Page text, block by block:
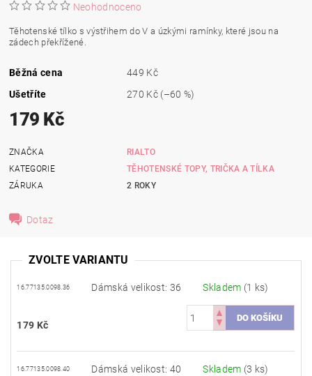
Neohodnoceno
Těhotenské tílko s výstřihem do V a úzkými ramínky, které jsou na
zádech překřížené.
Běžná cena
449 Kč
Ušetříte
270 Kč (–60 %)
179 Kč
ZNAČKA
RIALTO
KATEGORIE
TĚHOTENSKÉ TOPY, TRIČKA A TÍLKA
ZÁRUKA
2 ROKY
Dotaz
ZVOLTE VARIANTU
16.77135.0098.36 Dámská velikost: 36 Skladem (1 ks)
179 Kč
16.77135.0098.40 Dámská velikost: 40 Skladem (3 ks)